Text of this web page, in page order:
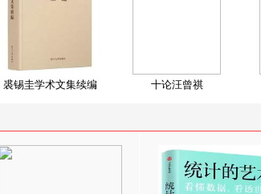
裘锡圭学术文集续编 十论汪曾祺